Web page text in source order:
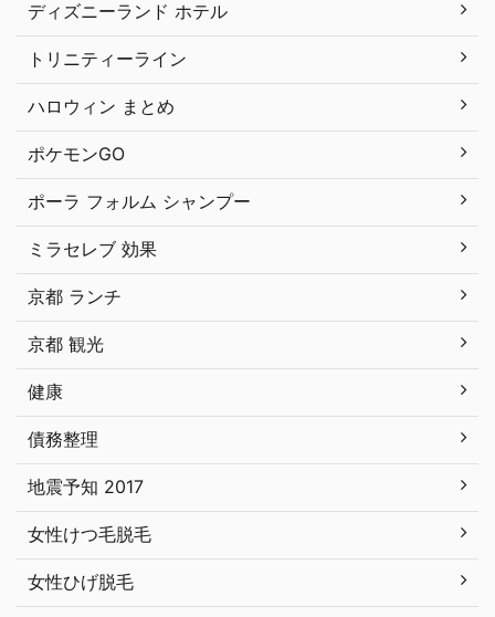
ディズニーランド ホテル
トリニティーライン
ハロウィン まとめ
ポケモンGO
ポーラ フォルム シャンプー
ミラセレブ 効果
京都 ランチ
京都 観光
健康
債務整理
地震予知 2017
女性けつ毛脱毛
女性ひげ脱毛